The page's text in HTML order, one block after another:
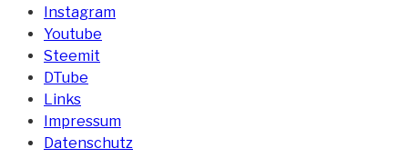
Instagram
Youtube
Steemit
DTube
Links
Impressum
Datenschutz